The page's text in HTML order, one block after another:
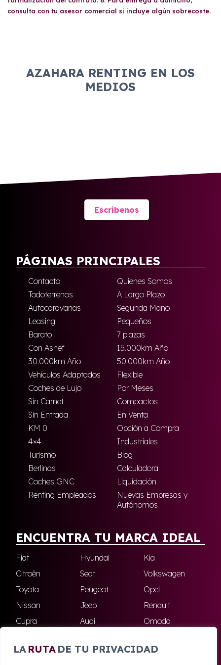
LA RUTA DE TU PRIVACIDAD
documentación contable. Además, cualquier
consulta con tu asesor comercial si incluye algún sobrecoste.
AZAHARA RENTING EN LOS
MEDIOS
Escríbenos
PÁGINAS PRINCIPALES
Contacto
Quienes Somos
Todoterrenos
A Largo Plazo
Autocaravanas
Segunda Mano
Leasing
Pequeños
Barato
7 plazas
Con Asnef
15.000km Año
30.000km Año
50.000km Año
Vehículos Adaptados
Flexible
Coches de Lujo
Por Meses
Sin Carnet
Compactos
Sin Entrada
En Venta
KM 0
Opción a Compra
4×4
Industriales
Turismo
Blog
Berlinas
Calculadora
Coches GNC
Liquidación
Renting Empleados
Nuevas Empresas y
Autónomos
ENCUENTRA TU MARCA IDEAL
Fiat Hyundai
Kia
Citroën
Seat
Volkswagen
Toyota
Peugeot
Opel
Nissan
Jeep
Renault
Cupra
Audi
Omoda
Skoda
Ford Todas las marcas